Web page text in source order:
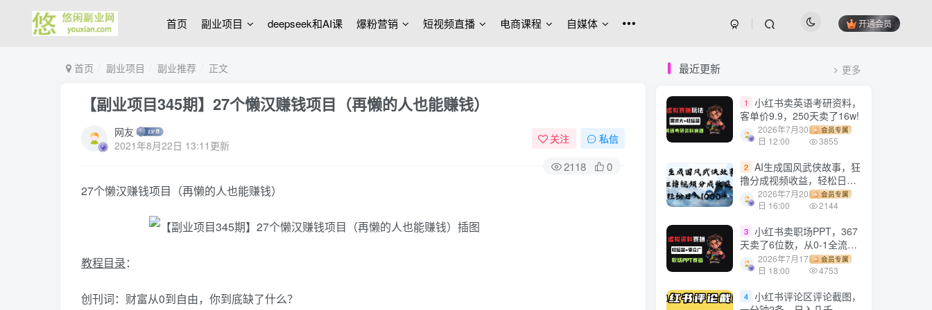
首页 副业项目 deepseek和AI课 爆粉营销 短视频直播 电商课程 自媒体 开通会员
首页 副业项目 副业推荐 正文
【副业项目345期】27个懒汉赚钱项目（再懒的人也能赚钱）
网友
2021年8月22日 13:11更新
关注 私信
2118 0
27个懒汉赚钱项目（再懒的人也能赚钱）
教程目录：
创刊词：财富从0到自由，你到底缺了什么？
最近更新 更多
1
小红书卖英语考研资料，
客单价9.9，250天卖了16w!
2026年7月30
日 12:00
会员专属
3855
2 AI生成国风武侠故事，狂
撸分成视频收益，轻松日入
1000+【可多平台分发】！
2026年7月20
日 16:00
会员专属
2144
3 小红书卖职场PPT，367
天卖了6位数，从0-1全流程
讲解2026年7月17
日 18:00
会员专属
4753
4 小红书评论区评论截图，